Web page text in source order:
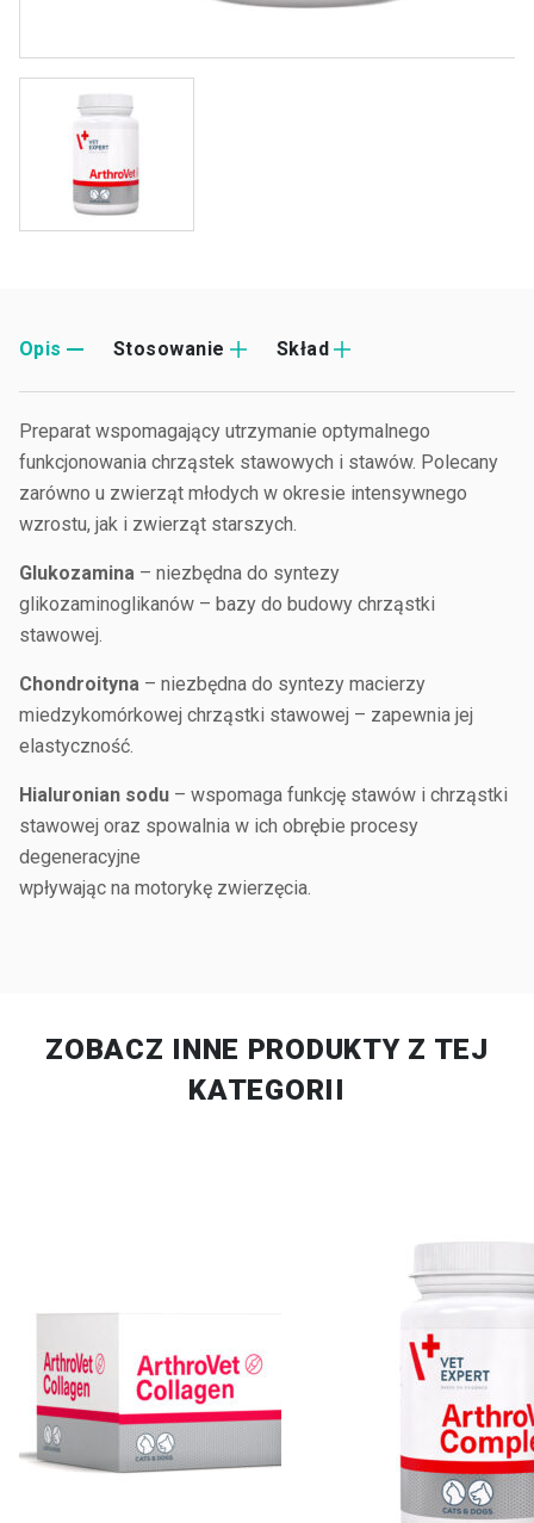
Opis Stosowanie Skład
Preparat wspomagający utrzymanie optymalnego
funkcjonowania chrząstek stawowych i stawów. Polecany
zarówno u zwierząt młodych w okresie intensywnego
wzrostu, jak i zwierząt starszych.
Glukozamina – niezbędna do syntezy
glikozaminoglikanów – bazy do budowy chrząstki
stawowej.
Chondroityna – niezbędna do syntezy macierzy
miedzykomórkowej chrząstki stawowej – zapewnia jej
elastyczność.
Hialuronian sodu – wspomaga funkcję stawów i chrząstki
stawowej oraz spowalnia w ich obrębie procesy
degeneracyjne
wpływając na motorykę zwierzęcia.
ZOBACZ INNE PRODUKTY Z TEJ
KATEGORII